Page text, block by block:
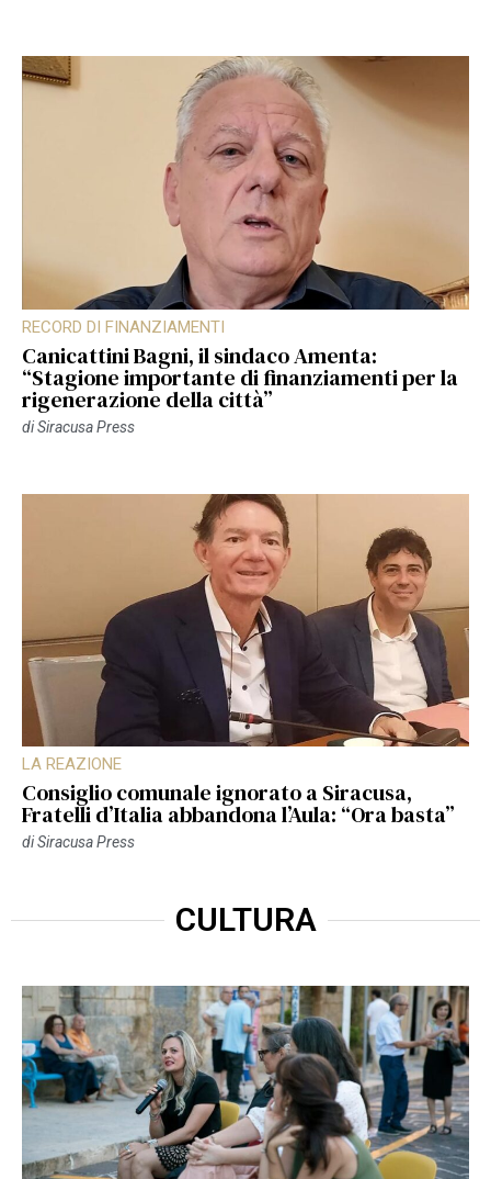
RECORD DI FINANZIAMENTI
Canicattini Bagni, il sindaco Amenta:
“Stagione importante di finanziamenti per la
rigenerazione della città”
diSiracusa Press
LA REAZIONE
Consiglio comunale ignorato a Siracusa,
Fratelli d’Italia abbandona l’Aula: “Ora basta”
diSiracusa Press
CULTURA